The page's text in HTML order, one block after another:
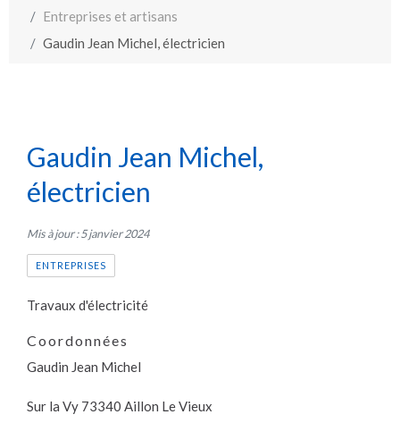
Entreprises et artisans
Gaudin Jean Michel, électricien
Gaudin Jean Michel,
électricien
Mis à jour : 5 janvier 2024
ENTREPRISES
Travaux d'électricité
Coordonnées
Gaudin Jean Michel
Sur la Vy 73340 Aillon Le Vieux